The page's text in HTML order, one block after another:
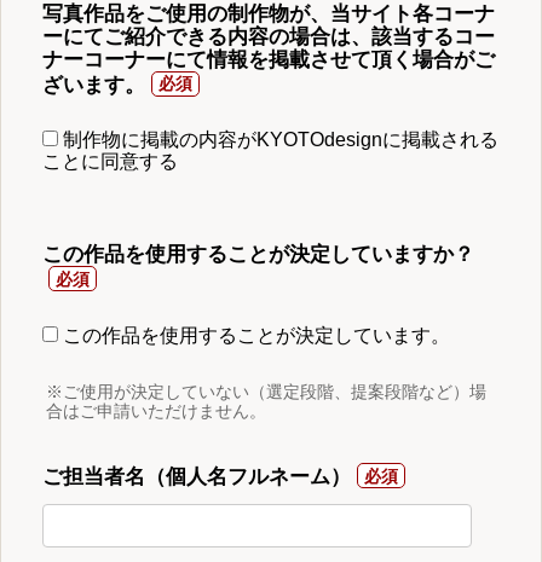
写真作品をご使用の制作物が、当サイト各コーナ
ーにてご紹介できる内容の場合は、該当するコー
ナーコーナーにて情報を掲載させて頂く場合がご
ざいます。
制作物に掲載の内容がKYOTOdesignに掲載される
ことに同意する
この作品を使用することが決定していますか？
この作品を使用することが決定しています。
※ご使用が決定していない（選定段階、提案段階など）場
合はご申請いただけません。
ご担当者名（個人名フルネーム）